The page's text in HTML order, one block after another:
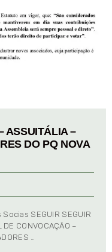
ASSUITÁLIA –
DO PQ NOVA
SEGUIR SEGUIR
CONVOCAÇÃO –
…